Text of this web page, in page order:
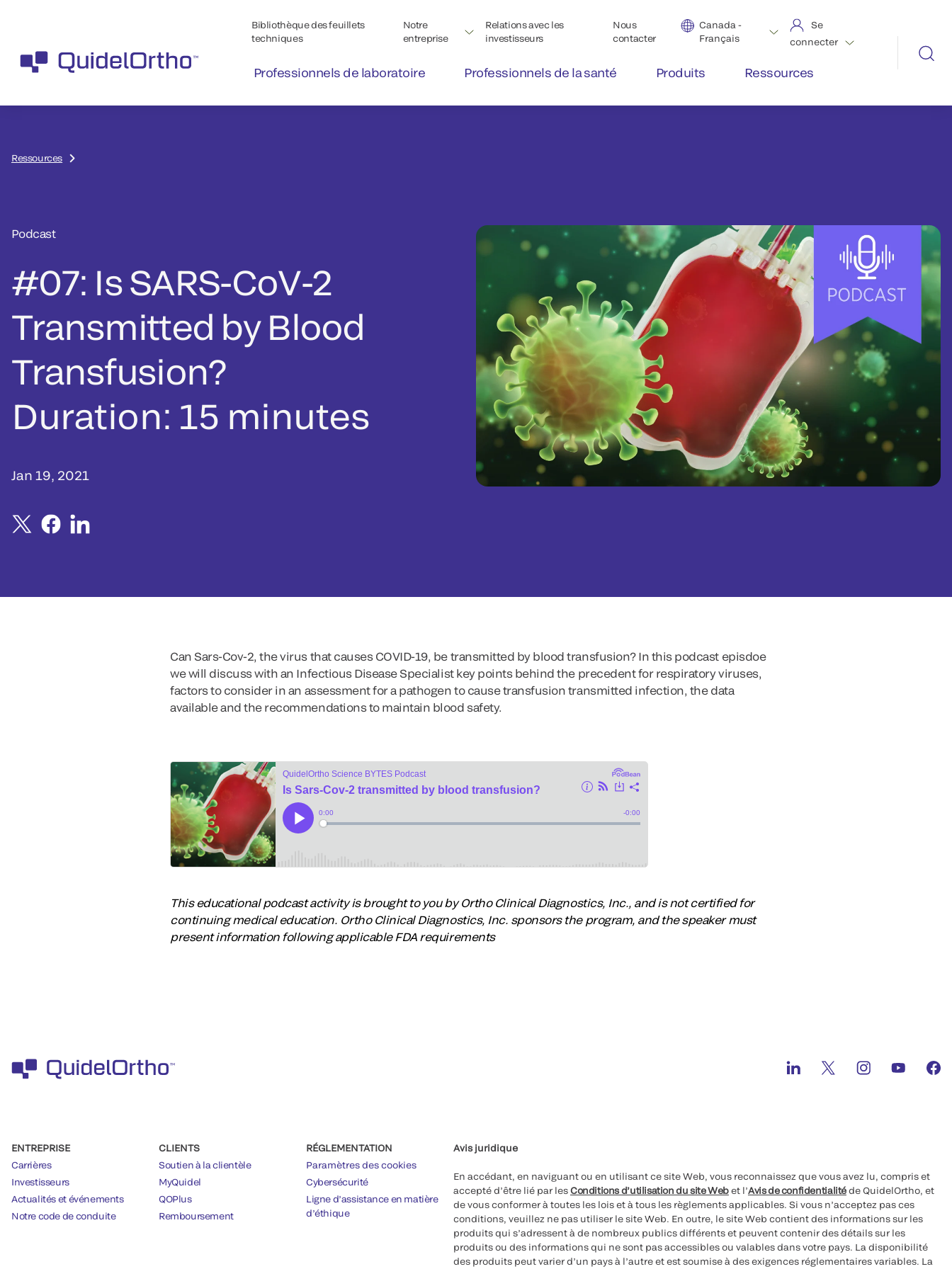
Bibliothèque des feuillets
techniques
Notre
entreprise
Relations avec les
investisseurs
Nous
contacter
Canada -
Français
Se
connecter
Professionnels de laboratoire Professionnels de la santé Produits Ressources
Ressources
Podcast
#07: Is SARS-CoV-2
Transmitted by Blood
Transfusion?
Duration: 15 minutes
Jan 19, 2021
Can Sars-Cov-2, the virus that causes COVID-19, be transmitted by blood transfusion? In this podcast episdoe
we will discuss with an Infectious Disease Specialist key points behind the precedent for respiratory viruses,
factors to consider in an assessment for a pathogen to cause transfusion transmitted infection, the data
available and the recommendations to maintain blood safety.
This educational podcast activity is brought to you by Ortho Clinical Diagnostics, Inc., and is not certified for
continuing medical education. Ortho Clinical Diagnostics, Inc. sponsors the program, and the speaker must
present information following applicable FDA requirements
ENTREPRISE
Carrières
Investisseurs
Actualités et événements
Notre code de conduite
CLIENTS
Soutien à la clientèle
MyQuidel
QOPlus
Remboursement
RÉGLEMENTATION
Paramètres des cookies
Cybersécurité
Ligne d’assistance en matière
d’éthique
Avis juridique
En accédant, en naviguant ou en utilisant ce site Web, vous reconnaissez que vous avez lu, compris et
accepté d’être lié par lesConditions d’utilisation du site Webet l’Avis de confidentialitéde QuidelOrtho, et
de vous conformer à toutes les lois et à tous les règlements applicables. Si vous n’acceptez pas ces
conditions, veuillez ne pas utiliser le site Web. En outre, le site Web contient des informations sur les
produits qui s’adressent à de nombreux publics différents et peuvent contenir des détails sur les
produits ou des informations qui ne sont pas accessibles ou valables dans votre pays. La disponibilité
des produits peut varier d’un pays à l’autre et est soumise à des exigences réglementaires variables. La